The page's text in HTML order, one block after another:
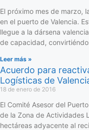
El próximo mes de marzo,
en el puerto de Valencia.
llegue a la dársena
de capacidad,
Leer más »
Acuerdo para
Logísticas de
18 de enero de 2016
El Comité Asesor del
de la Zona de Actividades
hectáreas adyacente al